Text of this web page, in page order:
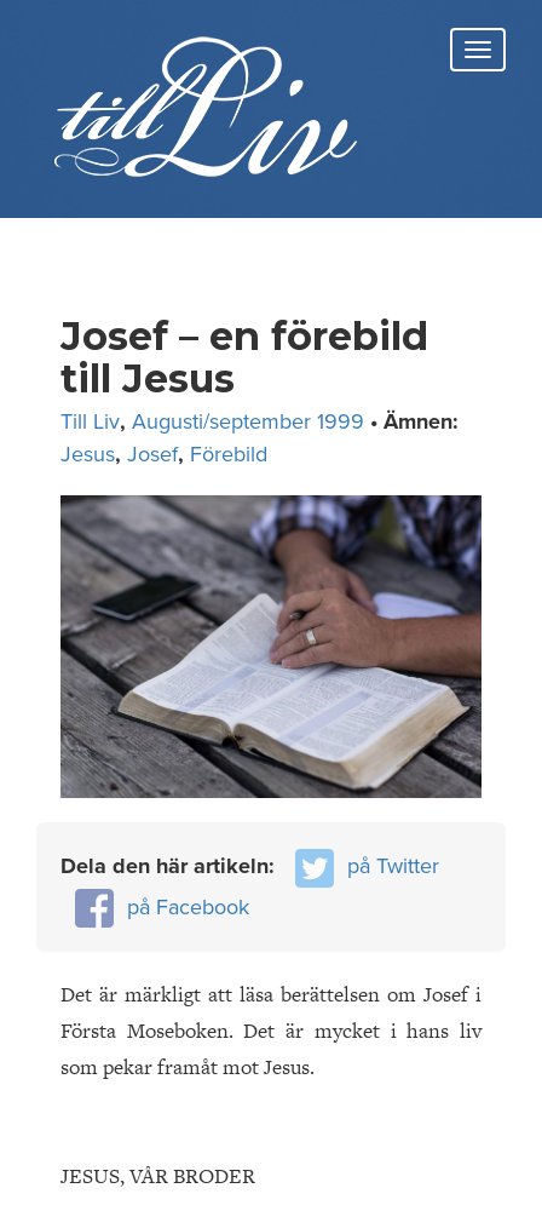
Josef – en förebild
till Jesus
Till Liv, Augusti/september 1999 • Ämnen:
Jesus, Josef, Förebild
Dela den här artikeln:
på Twitter
på Facebook
Det är märkligt att läsa berättelsen om Josef i
Första Moseboken. Det är mycket i hans liv
som pekar framåt mot Jesus.
JESUS, VÅR BRODER